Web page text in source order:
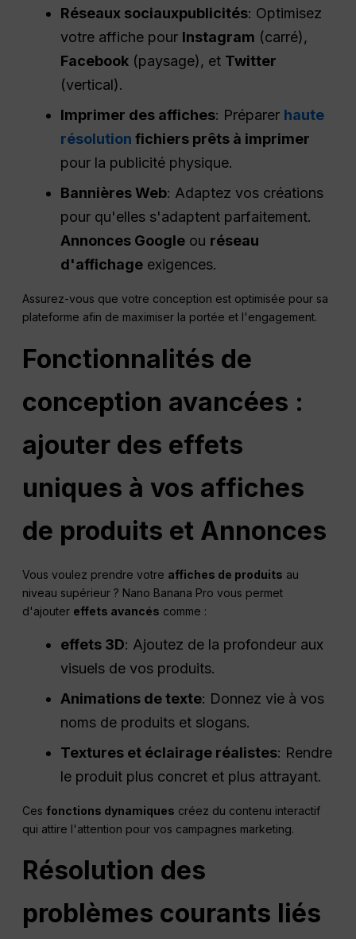
Réseaux sociauxpublicités: Optimisez
votre affiche pour Instagram (carré),
Facebook (paysage), et Twitter
(vertical).
Imprimer des affiches: Préparer haute
résolution fichiers prêts à imprimer
pour la publicité physique.
Bannières Web: Adaptez vos créations
pour qu'elles s'adaptent parfaitement.
Annonces Google ou réseau
d'affichage exigences.
Assurez-vous que votre conception est optimisée pour sa
plateforme afin de maximiser la portée et l'engagement.
Fonctionnalités de
conception avancées :
ajouter des effets
uniques à vos affiches
de produits et Annonces
Vous voulez prendre votre affiches de produits au
niveau supérieur ? Nano Banana Pro vous permet
d'ajouter effets avancés comme :
effets 3D: Ajoutez de la profondeur aux
visuels de vos produits.
Animations de texte: Donnez vie à vos
noms de produits et slogans.
Textures et éclairage réalistes: Rendre
le produit plus concret et plus attrayant.
Cesfonctions dynamiques créez du contenu interactif
qui attire l'attention pour vos campagnes marketing.
Résolution des
problèmes courants liés